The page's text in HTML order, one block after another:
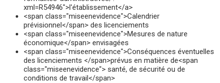
xml=R54946">l'établissement</a>
<span class="miseenevidence">Calendrier
prévisionnel</span> des licenciements
<span class="miseenevidence">Mesures de nature
économique</span> envisagées
<span class="miseenevidence">Conséquences éventuelles
des licenciements </span>prévus en matière de<span
class="miseenevidence"> santé, de sécurité ou de
conditions de travail</span>